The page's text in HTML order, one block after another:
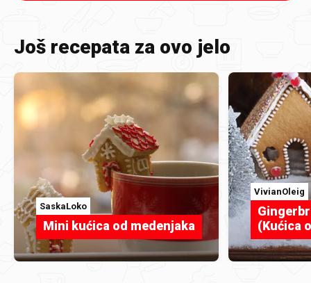
Još recepata za ovo jelo
SaskaLoko
Mini kućica od medenjaka
VivianOleig
(Kućica